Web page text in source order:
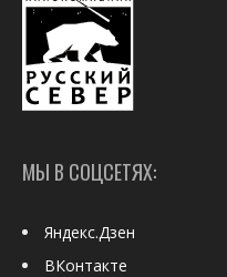
МЫ В СОЦСЕТЯХ:
Яндекс.Дзен
ВКонтакте